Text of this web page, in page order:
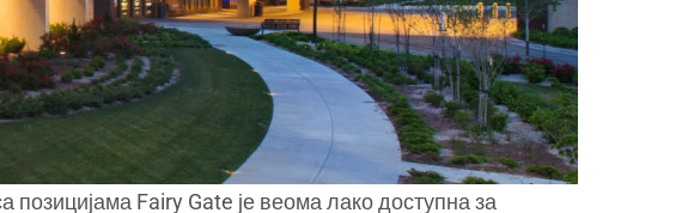
позицијама Fairy Gate је веома лако доступна за